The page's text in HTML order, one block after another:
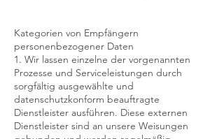
Kategorien von Empfängern
personenbezogener Daten
1. Wir lassen einzelne der vorgenannten
Prozesse und Serviceleistungen durch
sorgfältig ausgewählte und
datenschutzkonform beauftragte
Dienstleister ausführen. Diese externen
Dienstleister sind an unsere Weisungen